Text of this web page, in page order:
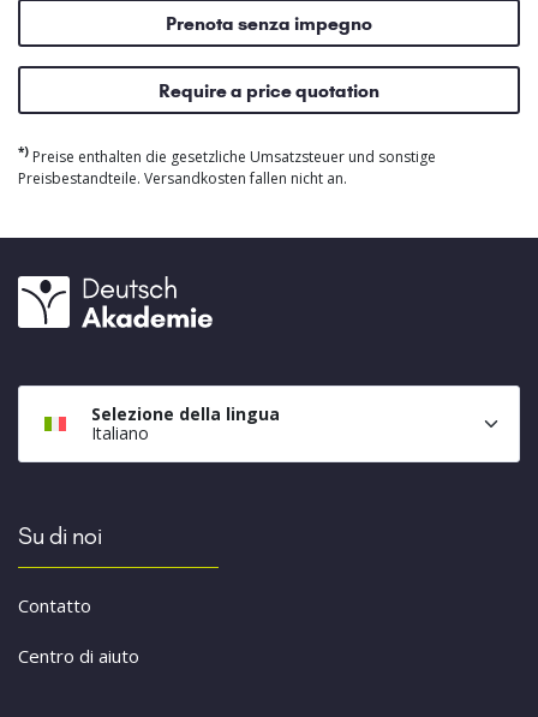
Prenota senza impegno
Require a price quotation
*) Preise enthalten die gesetzliche Umsatzsteuer und sonstige
Preisbestandteile. Versandkosten fallen nicht an.
Selezione della lingua
Italiano
Su di noi
Contatto
Centro di aiuto